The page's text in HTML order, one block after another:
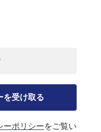
ーポリシーをご覧い